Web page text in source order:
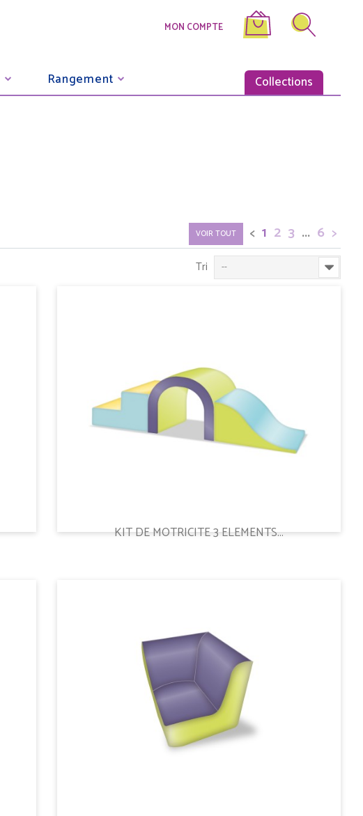
MON COMPTE
Rangement Collections
VOIR TOUT < 1 2 3 ... 6 >
Tri --
KIT DE MOTRICITE 3 ELEMENTS...